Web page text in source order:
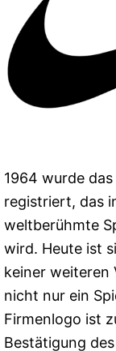
1964 wurde
registriert, das
weltberühmte
wird. Heute ist
keiner weiteren
nicht nur ein
Firmenlogo ist
Bestätigung